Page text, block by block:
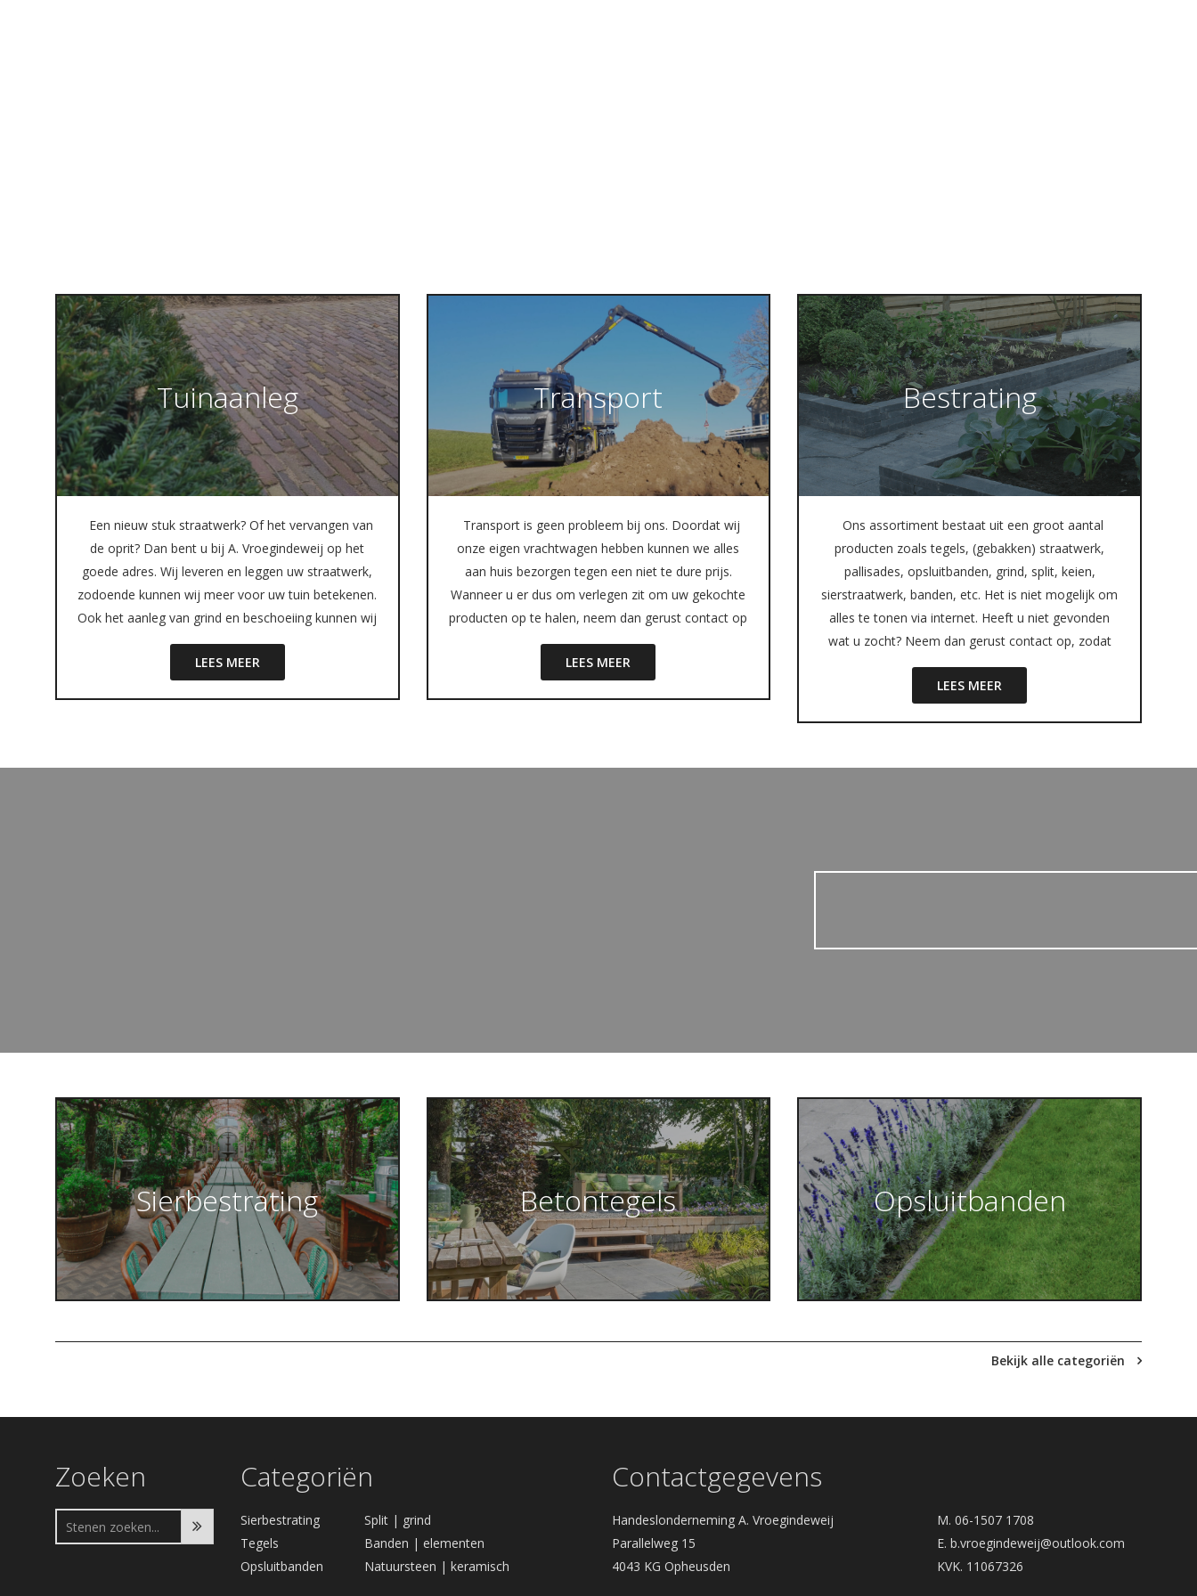
Tuinaanleg
Een nieuw stuk straatwerk? Of het vervangen van
de oprit? Dan bent u bij A. Vroegindeweij op het
goede adres. Wij leveren en leggen uw straatwerk,
zodoende kunnen wij meer voor uw tuin betekenen.
Ook het aanleg van grind en beschoeiing kunnen wij
LEES MEER
Transport
Transport is geen probleem bij ons. Doordat wij
onze eigen vrachtwagen hebben kunnen we alles
aan huis bezorgen tegen een niet te dure prijs.
Wanneer u er dus om verlegen zit om uw gekochte
producten op te halen, neem dan gerust contact op
LEES MEER
Bestrating
Ons assortiment bestaat uit een groot aantal
producten zoals tegels, (gebakken) straatwerk,
pallisades, opsluitbanden, grind, split, keien,
sierstraatwerk, banden, etc. Het is niet mogelijk om
alles te tonen via internet. Heeft u niet gevonden
wat u zocht? Neem dan gerust contact op, zodat
LEES MEER
Sierbestrating Betontegels Opsluitbanden
Bekijk alle categoriën
Zoeken Categoriën
Sierbestrating
Tegels
Opsluitbanden
Split | grind
Banden | elementen
Natuursteen | keramisch
Contactgegevens
Handeslonderneming A. Vroegindeweij
Parallelweg 15
4043 KG Opheusden
M. 06-1507 1708
E. b.vroegindeweij@outlook.com
KVK. 11067326